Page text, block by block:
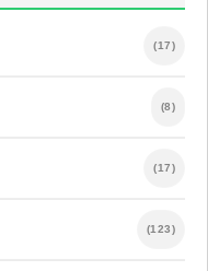
(17)
(8)
(17)
(123)